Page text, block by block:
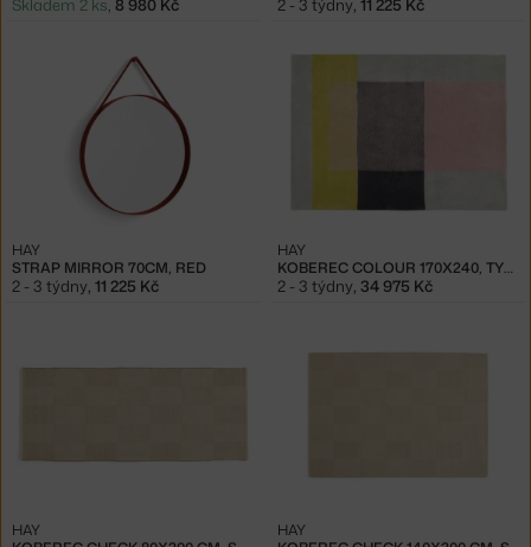
STRAP MIRROR 70CM, RED
HAY
2 - 3 týdny 11 225 Kč
KOBEREC COLOUR 170X240, TYP 05
HAY
2 - 3 týdny 34 975 Kč
HAY HAY